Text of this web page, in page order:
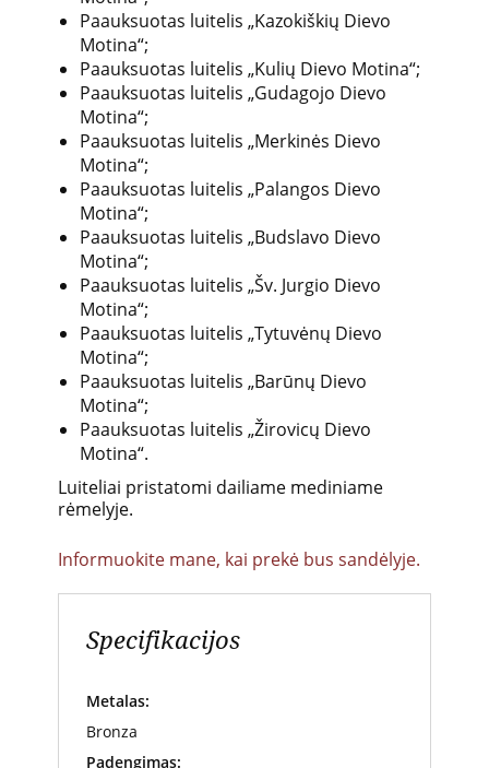
Paauksuotas luitelis „Kazokiškių Dievo
Motina“;
Paauksuotas luitelis „Kulių Dievo Motina“;
Paauksuotas luitelis „Gudagojo Dievo
Motina“;
Paauksuotas luitelis „Merkinės Dievo
Motina“;
Paauksuotas luitelis „Palangos Dievo
Motina“;
Paauksuotas luitelis „Budslavo Dievo
Motina“;
Paauksuotas luitelis „Šv. Jurgio Dievo
Motina“;
Paauksuotas luitelis „Tytuvėnų Dievo
Motina“;
Paauksuotas luitelis „Barūnų Dievo
Motina“;
Paauksuotas luitelis „Žirovicų Dievo
Motina“.
Luiteliai pristatomi dailiame mediniame
rėmelyje.
Informuokite mane, kai prekė bus sandėlyje.
Specifikacijos
Metalas:
Bronza
Padengimas: